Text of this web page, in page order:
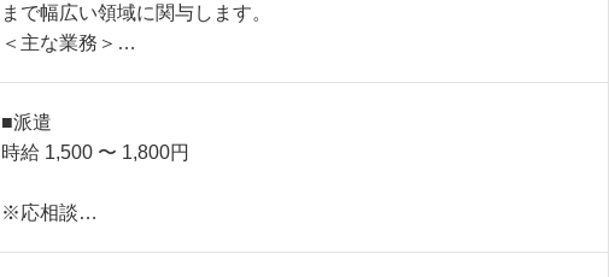
まで幅広い領域に関与します。
＜主な業務＞
サウンド等）
・データ整理、素材管理、リスト作成
・協力会社・取引先の候補リスト作成、契約調整
・備品管理などライブ制作に付随する事務・運用
■派遣
時給 1,500 〜 1,800円
※応相談